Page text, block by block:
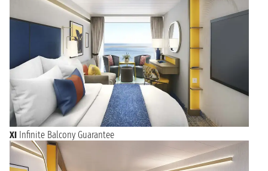
XI Infinite Balcony Guarantee